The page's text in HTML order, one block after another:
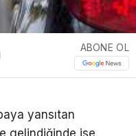
ABONE OL
yansıtan